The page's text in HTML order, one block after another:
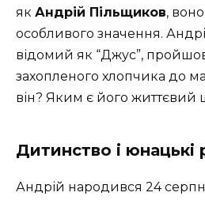
як Андрій Пільщиков,
особливого значення.
відомий як “Джус”,
захопленого хлопчика до
він? Яким є його життєвий
Дитинство і юнацькі
Андрій народився 24